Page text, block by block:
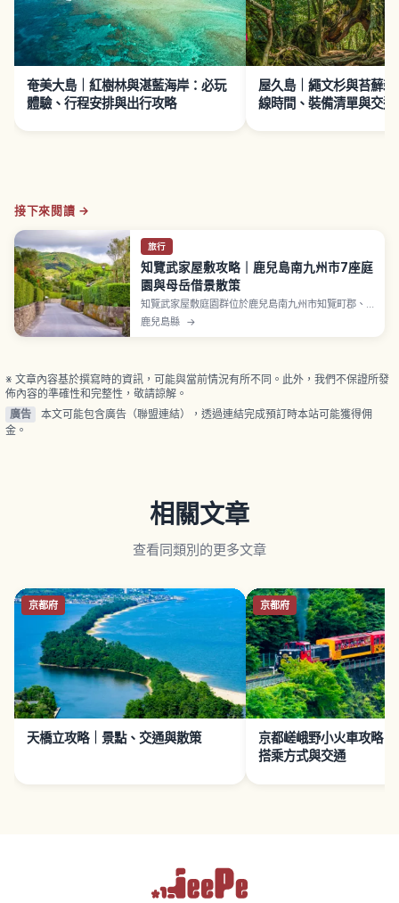
奄美大島｜紅樹林與湛藍海岸：必玩
體驗、行程安排與出行攻略
屋久島｜繩文杉與苔蘚
線時間、裝備清單與交通
接下來閱讀 →
旅行
知覽武家屋敷攻略｜鹿兒島南九州市7座庭
園與母岳借景散策
知覽武家屋敷庭園群位於鹿兒島南九州市知覽町郡、
保留江戶時代武家町街道景觀，石牆與綠籬綿延約1公
年）整建。
鹿兒島縣 →
※ 文章內容基於撰寫時的資訊，可能與當前情況有所不同。此外，我們不保證所發
佈內容的準確性和完整性，敬請諒解。
廣告
本文可能包含廣告（聯盟連結），透過連結完成預訂時本站可能獲得佣
金。
相關文章
查看同類別的更多文章
京都府
天橋立攻略｜景點、交通與散策
京都府
京都嵯峨野小火車攻略
搭乘方式與交通